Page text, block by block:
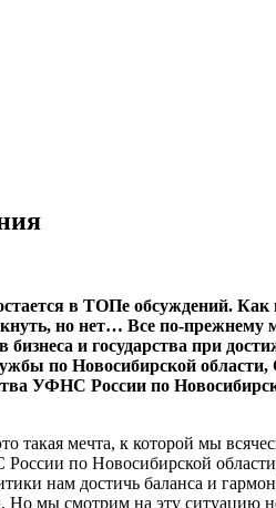
в ТОПе обсуждений.
но нет… Все по-прежнему
и государства при
по Новосибирской
УФНС России по
такая мечта, к которой мы
по Новосибирской
нам достичь баланса и
Но мы смотрим на эту